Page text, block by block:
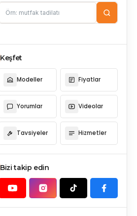
Keşfet
Modeller Fiyatlar
Yorumlar Videolar
Tavsiyeler Hizmetler
Bizi takip edin